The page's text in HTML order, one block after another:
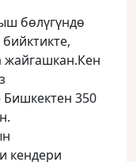
бөлүгүндө
жайгашкан.Кен
350
кендери